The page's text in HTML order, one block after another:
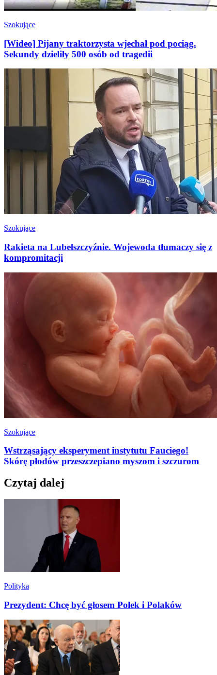
Szokujące
[Wideo] Pijany traktorzysta wjechał pod pociąg.
Sekundy dzieliły 500 osób od tragedii
Szokujące
Rakieta na Lubelszczyźnie. Wojewoda tłumaczy się z
kompromitacji
Szokujące
Wstrząsający eksperyment instytutu Fauciego!
Skórę płodów przeszczepiano myszom i szczurom
Czytaj dalej
Polityka
Prezydent: Chcę być głosem Polek i Polaków